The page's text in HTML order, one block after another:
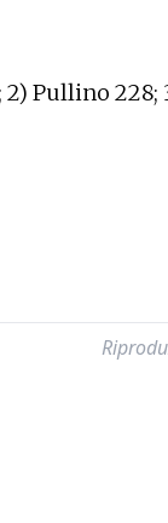
2) Pullino